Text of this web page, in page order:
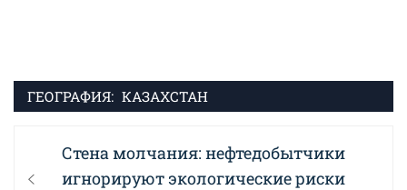
ГЕОГРАФИЯ: КАЗАХСТАН
Навигация
по
Previous
post:
Стена молчания: нефтедобытчики
игнорируют экологические риски